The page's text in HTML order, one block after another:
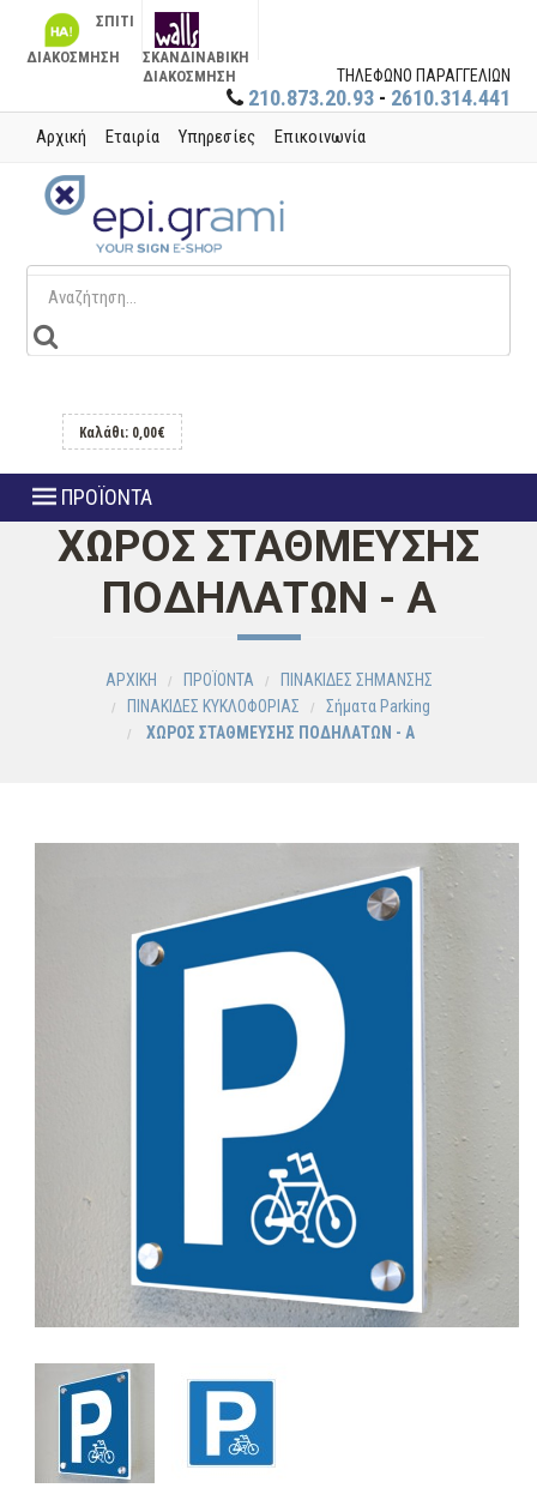
ΣΠΙΤΙ
ΔΙΑΚΟΣΜΗΣΗ
ΣΚΑΝΔΙΝΑΒΙΚΗ
ΔΙΑΚΟΣΜΗΣΗ
ΤΗΛΕΦΩΝΟ ΠΑΡΑΓΓΕΛΙΩΝ
210.873.20.93 - 2610.314.441
Αρχική Εταιρία Υπηρεσίες Επικοινωνία
Καλάθι: 0,00€
ΠΡΟΪΟΝΤΑ
ΧΩΡΟΣ ΣΤΑΘΜΕΥΣΗΣ
ΠΟΔΗΛΑΤΩΝ - Α
ΑΡΧΙΚΗ ΠΡΟΪΟΝΤΑ
ΠΙΝΑΚΙΔΕΣ ΣΗΜΑΝΣΗΣ
ΠΙΝΑΚΙΔΕΣ ΚΥΚΛΟΦΟΡΙΑΣ
Σήματα Parking
ΧΩΡΟΣ ΣΤΑΘΜΕΥΣΗΣ ΠΟΔΗΛΑΤΩΝ - Α